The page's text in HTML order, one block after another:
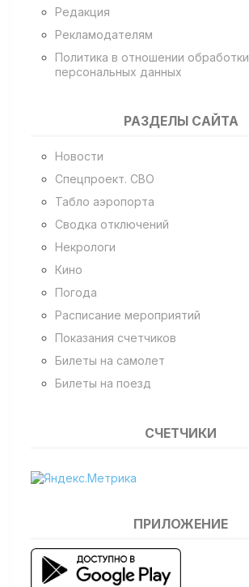
Редакция
Рекламодателям
Политика в отношении обработки
персональных данных
РАЗДЕЛЫ САЙТА
Новости
Спецпроект. СВО
Табло аэропорта
Сводка отключений
Некрологи
Кино
Погода
Расписание мероприятий
Показания счетчиков
Билеты на самолет
Билеты на поезд
СЧЕТЧИКИ
ПРИЛОЖЕНИЕ